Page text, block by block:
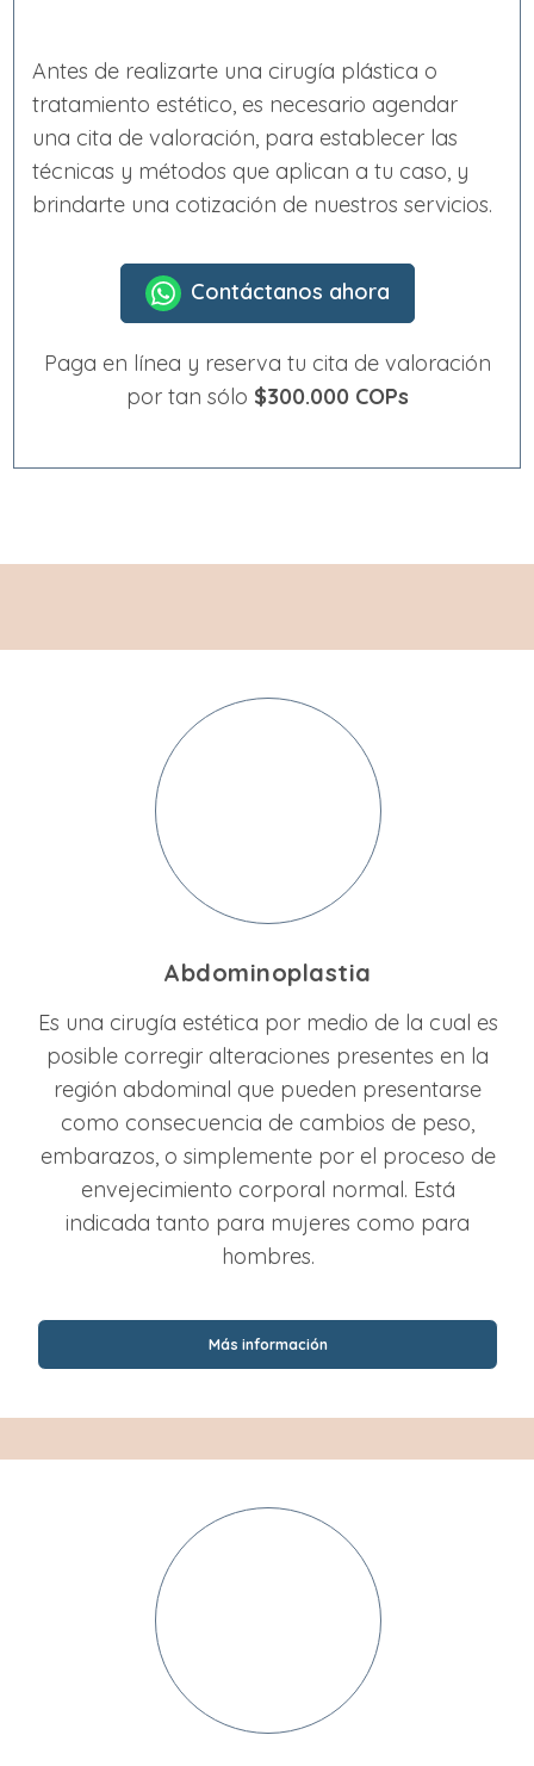
Antes de realizarte una cirugía plástica o
tratamiento estético, es necesario agendar
una cita de valoración, para establecer las
técnicas y métodos que aplican a tu caso, y
brindarte una cotización de nuestros servicios.
Contáctanos ahora
Paga en línea y reserva tu cita de valoración
por tan sólo $300.000 COPs
Abdominoplastia
Es una cirugía estética por medio de la cual es
posible corregir alteraciones presentes en la
región abdominal que pueden presentarse
como consecuencia de cambios de peso,
embarazos, o simplemente por el proceso de
envejecimiento corporal normal. Está
indicada tanto para mujeres como para
hombres.
Más información